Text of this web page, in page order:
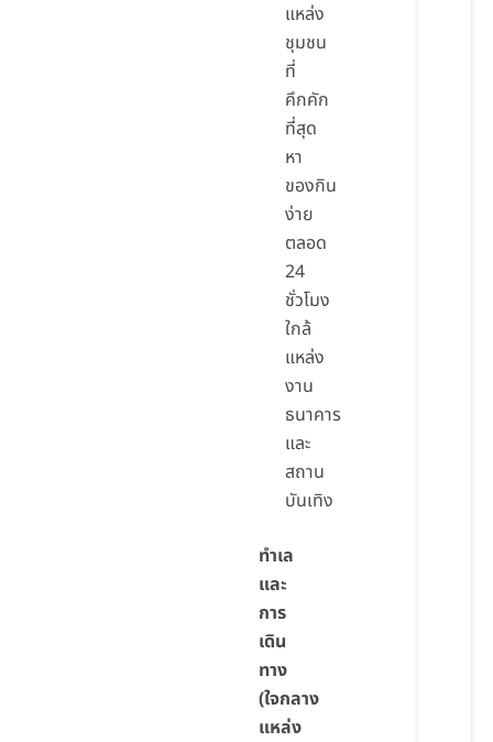
แหล่ง
ชุมชน
ที่
คึกคัก
ที่สุด
หา
ของกิน
ง่าย
ตลอด
24
ชั่วโมง
ใกล้
แหล่ง
งาน
ธนาคาร
และ
สถาน
บันเทิง
ทำเล
และ
การ
เดิน
ทาง
(ใจกลาง
แหล่ง